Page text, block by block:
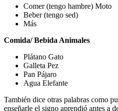
Comer (tengo hambre) Moto
Beber (tengo sed)
Más
Comida/ Bebida Animales
Plátano Gato
Galleta Pez
Pan Pájaro
Agua Elefante
También dice otras palabras como
enseñarle el signo aprendió antes a